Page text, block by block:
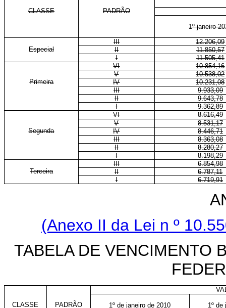
CLASSE PADRÃO
1º janeiro
III
12.206,09
Especial
II
11.850,57
I
11.505,41
VI
10.854,16
V
10.538,02
Primeira
IV
10.231,08
III
9.933,09
II
9.643,78
I
9.362,89
VI
8.616,49
V
8.531,17
Segunda
IV
8.446,71
III
8.363,08
II
8.280,27
I
8.198,29
III
6.854,98
Terceira
II
6.787,11
I
6.719,91
(Anexo II da Lei n º
TABELA DE VENCIMENTO
CLASSE
PADRÃO 1º de janeiro de 2010 1º de